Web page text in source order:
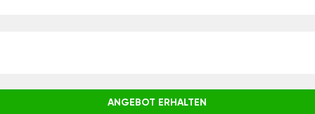
ANGEBOT ERHALTEN